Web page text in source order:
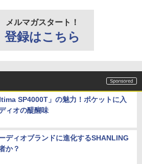
メルマガスタート！
登録はこちら
SP4000T」の魅力！ポケットに入
ィオの醍醐味
ディオブランドに進化するSHANLING
か？